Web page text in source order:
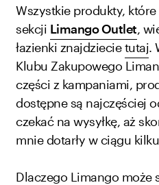
Wszystkie produkty,
sekcji Limango Outlet,
łazienki znajdziecietutaj.
Klubu Zakupowego
części z kampaniami,
dostępne są najczęściej
czekać na wysyłkę, aż
mnie dotarły w ciągu
Dlaczego Limango może